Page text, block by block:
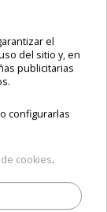
el
del sitio y, en
publicitarias
configurarlas
cookies.